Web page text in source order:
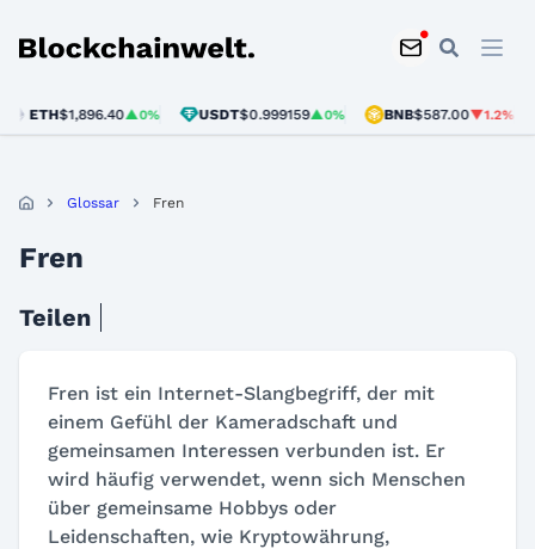
Blockchainwelt
ETH$1,896.40▲0% USDT$0.999159▲0% BNB$587.00▼1.2%
Glossar Fren
Fren
Teilen
Fren ist ein Internet-Slangbegriff, der mit
einem Gefühl der Kameradschaft und
gemeinsamen Interessen verbunden ist. Er
wird häufig verwendet, wenn sich Menschen
über gemeinsame Hobbys oder
Leidenschaften, wie Kryptowährung,